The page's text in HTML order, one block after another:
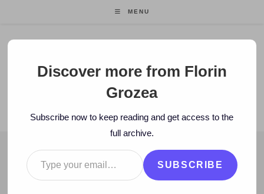
MENU
Florin Grozea
ENTREPRENEUR. FOUNDER/CEO MOCAPP.
BLOG
2010 > December > 6 > Caritate/Voluntariat > Autismul are
Discover more from Florin
Grozea
Subscribe now to keep reading and get access to the
full archive.
Type your email…
SUBSCRIBE